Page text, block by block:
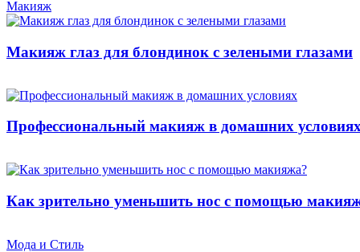
Макияж
Макияж глаз для блондинок с зелеными глазами
Профессиональный макияж в домашних
Как зрительно уменьшить нос с помощью
Мода и Стиль